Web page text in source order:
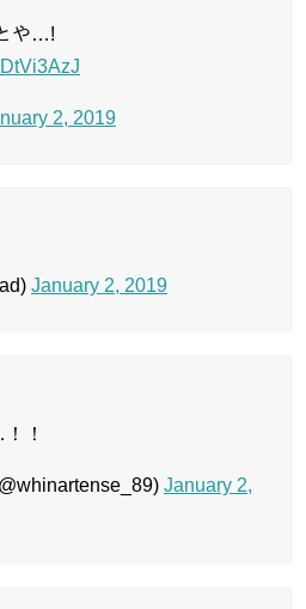
や…!
2, 2019
January 2, 2019
！
January 2,